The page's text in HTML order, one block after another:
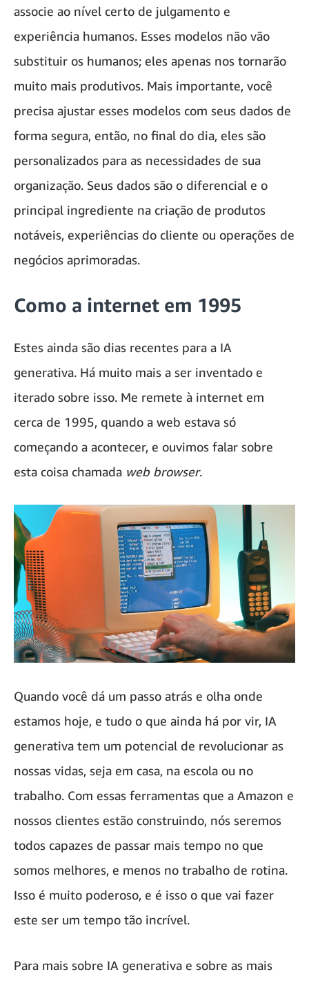
associe ao nível certo de julgamento e
experiência humanos. Esses modelos não vão
substituir os humanos; eles apenas nos tornarão
muito mais produtivos. Mais importante, você
precisa ajustar esses modelos com seus dados de
forma segura, então, no final do dia, eles são
personalizados para as necessidades de sua
organização. Seus dados são o diferencial e o
principal ingrediente na criação de produtos
notáveis, experiências do cliente ou operações de
negócios aprimoradas.
Como a internet em 1995
Estes ainda são dias recentes para a IA
generativa. Há muito mais a ser inventado e
iterado sobre isso. Me remete à internet em
cerca de 1995, quando a web estava só
começando a acontecer, e ouvimos falar sobre
esta coisa chamada web browser.
Quando você dá um passo atrás e olha onde
estamos hoje, e tudo o que ainda há por vir, IA
generativa tem um potencial de revolucionar as
nossas vidas, seja em casa, na escola ou no
trabalho. Com essas ferramentas que a Amazon e
nossos clientes estão construindo, nós seremos
todos capazes de passar mais tempo no que
somos melhores, e menos no trabalho de rotina.
Isso é muito poderoso, e é isso o que vai fazer
este ser um tempo tão incrível.
Para mais sobre IA generativa e sobre as mais